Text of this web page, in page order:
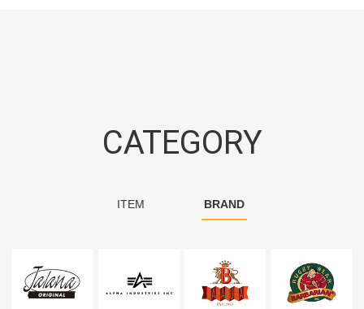
CATEGORY
ITEM BRAND